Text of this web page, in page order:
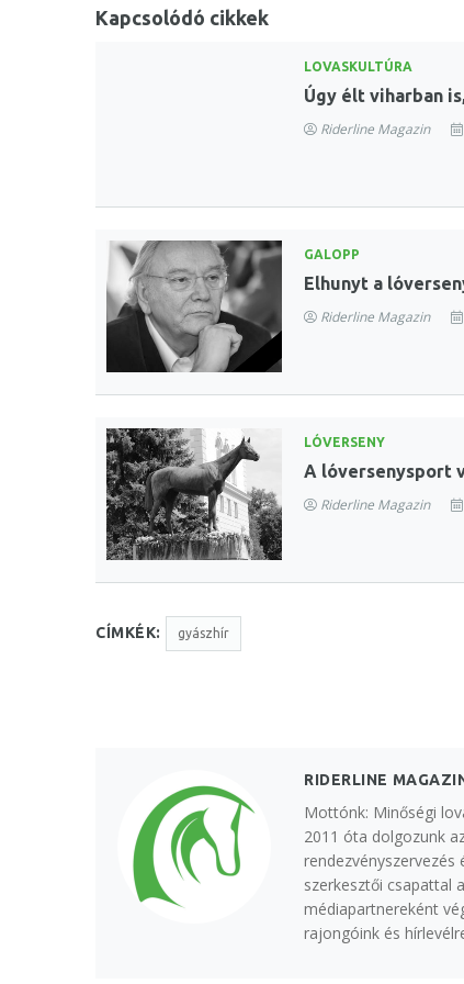
Kapcsolódó cikkek
LOVASKULTÚRA
Úgy élt viharban
Riderline Magazin
GALOPP
Elhunyt a
Riderline Magazin
LÓVERSENY
A lóversenysport
Riderline Magazin
CÍMKÉK: gyászhír
RIDERLINE
Mottónk: Minőségi
2011 óta dolgozunk
szerkesztői csapattal
médiapartnereként
rajongóink és